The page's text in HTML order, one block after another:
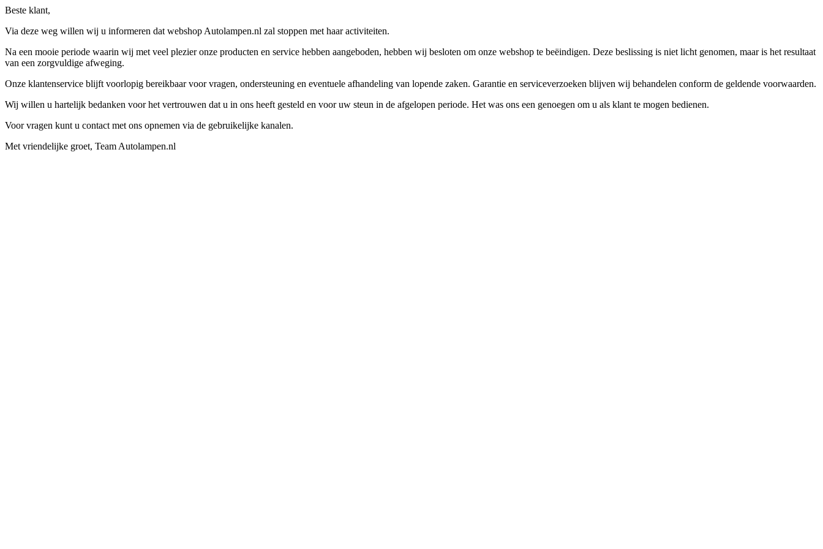
Beste klant,
Via deze weg willen wij u informeren dat webshop Autolampen.nl zal stoppen met haar activiteiten.
Na een mooie periode waarin wij met veel plezier onze producten en service hebben aangeboden, hebben wij besloten om onze webshop te beëindigen. Deze beslissing is niet licht genomen, maar is het resultaat
van een zorgvuldige afweging.
Onze klantenservice blijft voorlopig bereikbaar voor vragen, ondersteuning en eventuele afhandeling van lopende zaken. Garantie en serviceverzoeken blijven wij behandelen conform de geldende voorwaarden.
Wij willen u hartelijk bedanken voor het vertrouwen dat u in ons heeft gesteld en voor uw steun in de afgelopen periode. Het was ons een genoegen om u als klant te mogen bedienen.
Voor vragen kunt u contact met ons opnemen via de gebruikelijke kanalen.
Met vriendelijke groet, Team Autolampen.nl